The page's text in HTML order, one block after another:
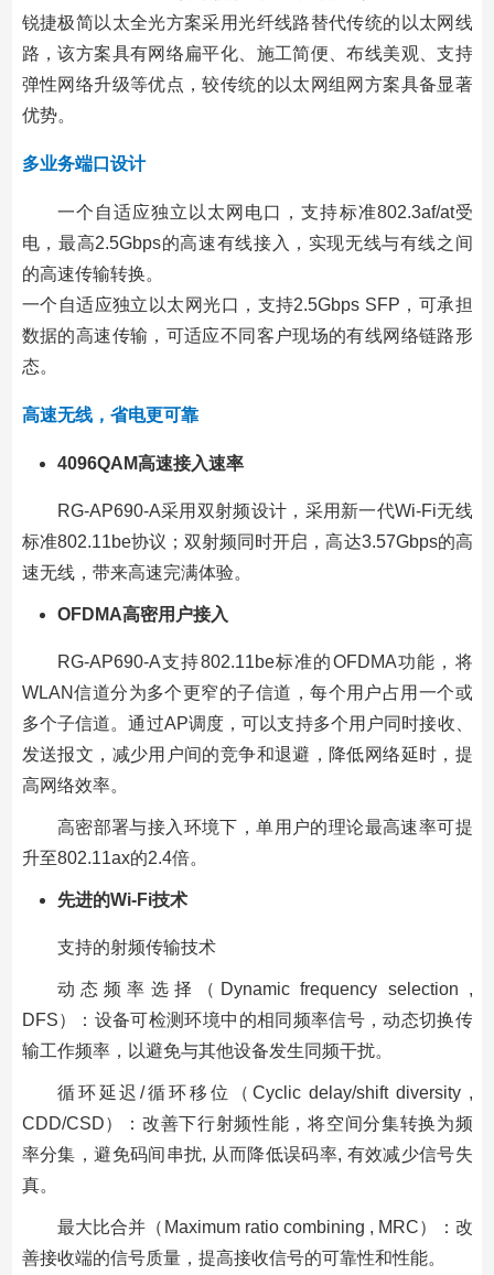
锐捷极简以太全光方案采用光纤线路替代传统的以太网线
路，该方案具有网络扁平化、施工简便、布线美观、支持
弹性网络升级等优点，较传统的以太网组网方案具备显著
优势。
多业务端口设计
一个自适应独立以太网电口，支持标准802.3af/at受
电，最高2.5Gbps的高速有线接入，实现无线与有线之间
的高速传输转换。
一个自适应独立以太网光口，支持2.5Gbps SFP，可承担
数据的高速传输，可适应不同客户现场的有线网络链路形
态。
高速无线，省电更可靠
4096QAM高速接入速率
RG-AP690-A采用双射频设计，采用新一代Wi-Fi无线
标准802.11be协议；双射频同时开启，高达3.57Gbps的高
速无线，带来高速完满体验。
OFDMA高密用户接入
RG-AP690-A支持802.11be标准的OFDMA功能，将
WLAN信道分为多个更窄的子信道，每个用户占用一个或
多个子信道。通过AP调度，可以支持多个用户同时接收、
发送报文，减少用户间的竞争和退避，降低网络延时，提
高网络效率。
高密部署与接入环境下，单用户的理论最高速率可提
升至802.11ax的2.4倍。
先进的Wi-Fi技术
支持的射频传输技术
动态频率选择（Dynamic frequency selection ,
DFS）：设备可检测环境中的相同频率信号，动态切换传
输工作频率，以避免与其他设备发生同频干扰。
循环延迟/循环移位（Cyclic delay/shift diversity ,
CDD/CSD）：改善下行射频性能，将空间分集转换为频
率分集，避免码间串扰, 从而降低误码率, 有效减少信号失
真。
最大比合并（Maximum ratio combining , MRC）：改
善接收端的信号质量，提高接收信号的可靠性和性能。